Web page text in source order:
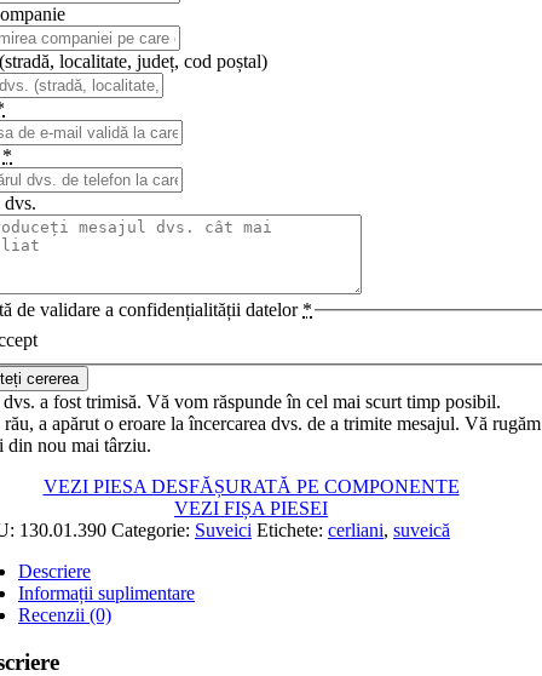
localitate, județ, cod poștal)
*
de validare a confidențialității datelor *
cererea
dvs. a fost trimisă. Vă vom răspunde în cel mai scurt timp posibil.
a apărut o eroare la încercarea dvs. de a trimite mesajul. Vă
din nou mai târziu.
VEZI PIESA DESFĂȘURATĂ PE COMPONENTE
VEZI FIȘA PIESEI
130.01.390 Categorie: Suveici Etichete: cerliani, suveică
Descriere
Informații suplimentare
Recenzii (0)